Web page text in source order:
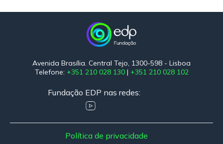
Avenida Brasília. Central Tejo, 1300-598 - Lisboa
Telefone: +351 210 028 130| +351 210 028 102
Fundação EDP nas redes:
Política de privacidade